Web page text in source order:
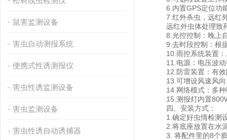
鼠害监测设备
害虫自动测报系统
便携式性诱测报仪
害虫性诱监测设备
害虫监测设备
害虫性诱自动诱捕器
6.内置GPS定位功能
7.红外杀虫，远红外
远红外虫体处理致死
8.光控控制：晚上自
9.去时段控制：根据
10.雨控系统装置：
11.电源：电压波动
12.防雷装置：有效
13.可增设风速风向
14.网络模式：多种
15.测报灯内置800W
四、安装方式：
1.确定好虫情检测设
2.将底座放置在水泥
3. 将配件里的8个膨